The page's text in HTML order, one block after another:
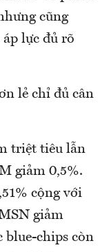
cũng
lực đủ rõ
lẻ chỉ đủ cân
triệt tiêu lẫn
giảm 0,5%.
cộng với
giảm
blue-chips còn